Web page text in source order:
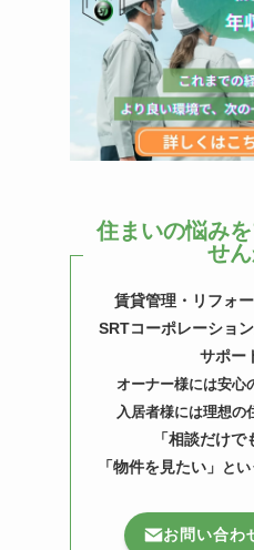
住まいの悩み
せ
賃貸管理・リフォ
SRTコーポレーショ
サポー
オーナー様には安心
入居者様には理想の
「相談だけで
「物件を見たい」 とい
お問い合わ